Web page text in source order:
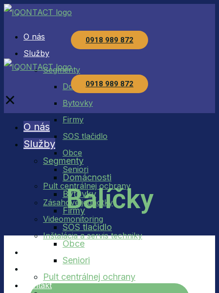
O nás
Služby
Segmenty
Domácnosti
Bytovky
Firmy
SOS tlačidlo
Obce
Seniori
Pult centrálnej ochrany
Zásahové jednotky
Videomonitoring
Inštalácia a servis techniky
Kontakt
0918 989 872
0918 989 872
✕
O nás
Služby
Segmenty
Domácnosti
Bytovky
Firmy
SOS tlačidlo
Obce
Seniori
Pult centrálnej ochrany
Balíčky